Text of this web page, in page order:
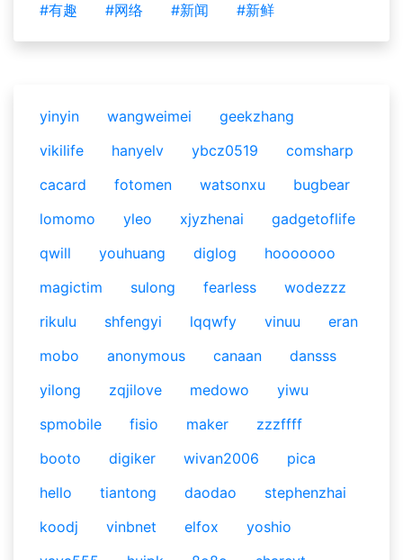
#有趣
#网络 #新闻 #新鲜
yinyin wangweimei
geekzhang
vikilife
hanyelv ybcz0519
comsharp
cacard
fotomen watsonxu
bugbear
lomomo
yleo xjyzhenai
gadgetoflife
qwill
youhuang diglog
hooooooo
magictim
sulong fearless
wodezzz
rikulu
shfengyi lqqwfy vinuu
eran
mobo
anonymous canaan
dansss
yilong
zqjilove medowo
yiwu
spmobile
fisio maker
zzzffff
booto
digiker wivan2006
pica
hello
tiantong daodao
stephenzhai
koodj
vinbnet elfox
yoshio